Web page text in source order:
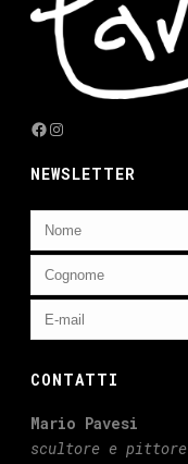
Facebook
Instagram
NEWSLETTER
CONTATTI
Mario Pavesi
scultore e pittore